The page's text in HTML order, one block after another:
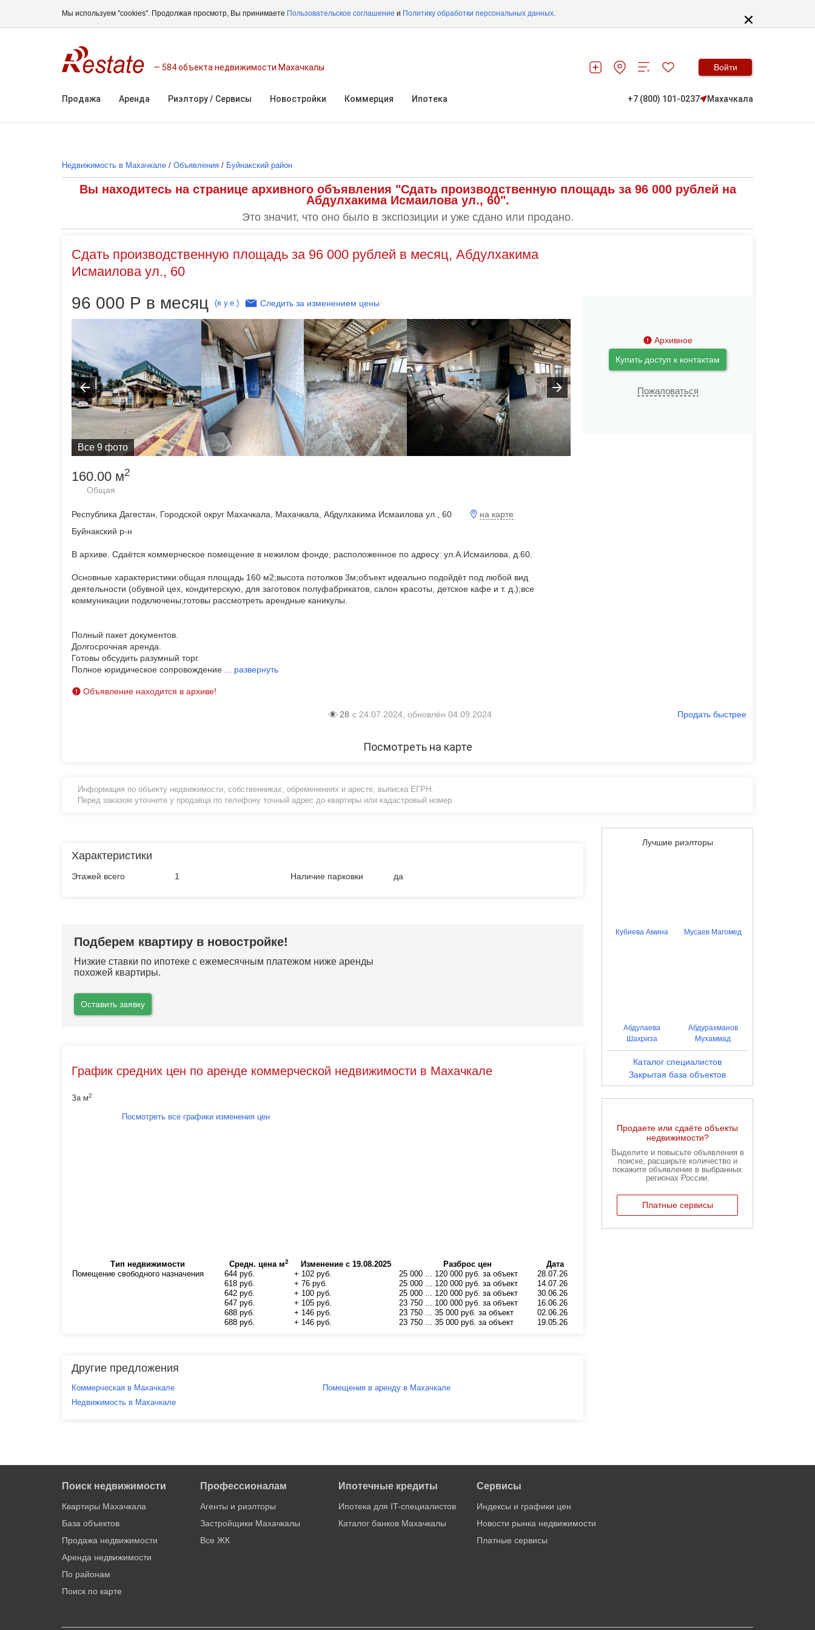
Мы используем "cookies". Продолжая просмотр, Вы принимаете Пользовательское соглашение и Политику обработки персональных данных.
584 объекта недвижимости Махачкалы Войти
Продажа Аренда Риэлтору / Сервисы Новостройки Коммерция Ипотека +7 (800) 101-0237 Махачкала
Недвижимость в Махачкале / Объявления / Буйнакский район
Вы находитесь на странице архивного объявления "Сдать производственную площадь за 96 000 рублей на
Абдулхакима Исмаилова ул., 60".
Это значит, что оно было в экспозиции и уже сдано или продано.
Сдать производственную площадь за 96 000 рублей в месяц, Абдулхакима
Исмаилова ул., 60
Все 9 фото
96 000 Р в месяц (в у.е.) Следить за изменением цены
160.00 м2
Общая
Республика Дагестан, Городской округ Махачкала, Махачкала, Абдулхакима Исмаилова ул., 60
на карте
Буйнакский р-н
В архиве. Сдаётся коммерческое помещение в нежилом фонде, расположенное по адресу: ул.А.Исмаилова, д.60.
Основные характеристики:общая площадь 160 м2;высота потолков 3м;объект идеально подойдёт под любой вид
деятельности (обувной цех, кондитерскую, для заготовок полуфабрикатов, салон красоты, детское кафе и т. д.);все
коммуникации подключены;готовы рассмотреть арендные каникулы.
Полный пакет документов.
Долгосрочная аренда.
Готовы обсудить разумный торг.
Полное юридическое сопровождение
развернуть
Объявление находится в архиве!
Архивное
Купить доступ к контактам
Пожаловаться
28 с 24.07.2024, обновлён 04.09.2024 Продать быстрее
Посмотреть на карте
Информация по объекту недвижимости, собственниках, обременениях и аресте, выписка ЕГРН.
Перед заказом уточните у продавца по телефону точный адрес до квартиры или кадастровый номер.
Характеристики
Этажей всего 1 Наличие парковки да
Подберем квартиру в новостройке!
Низкие ставки по ипотеке с ежемесячным платежом ниже аренды
похожей квартиры.
Оставить заявку
График средних цен по аренде коммерческой недвижимости в Махачкале
За м2
Посмотреть все графики изменения цен
Тип недвижимости Средн. цена м2 Изменение с 19.08.2025 Разброс цен
Дата
Помещение свободного назначения
644 руб. + 102 руб. 25 000 ... 120 000 руб. за объект
28.07.26
618 руб.
+ 76 руб. 25 000 ... 120 000 руб. за объект
14.07.26
642 руб.
+ 100 руб. 25 000 ... 120 000 руб. за объект
30.06.26
647 руб.
+ 105 руб. 23 750 ... 100 000 руб. за объект
16.06.26
688 руб.
+ 146 руб. 23 750 ... 35 000 руб. за объект
02.06.26
688 руб.
+ 146 руб. 23 750 ... 35 000 руб. за объект 19.05.26
Другие предложения
Коммерческая в Махачкале
Недвижимость в Махачкале
Помещения в аренду в Махачкале
Лучшие риэлторы
Кубиева Амина Мусаев Магомед
Абдулаева
Шахриза
Абдурахманов
Мухаммад
Каталог специалистов
Закрытая база объектов
Продаете или сдаёте объекты
недвижимости?
Выделите и повысьте объявления в
поиске, расширьте количество и
покажите объявление в выбранных
регионах России.
Платные сервисы
Поиск недвижимости
Квартиры Махачкала
База объектов
Продажа недвижимости
Аренда недвижимости
По районам
Поиск по карте
Профессионалам
Агенты и риэлторы
Застройщики Махачкалы
Все ЖК
Ипотечные кредиты
Ипотека для IT-специалистов
Каталог банков Махачкалы
Сервисы
Индексы и графики цен
Новости рынка недвижимости
Платные сервисы